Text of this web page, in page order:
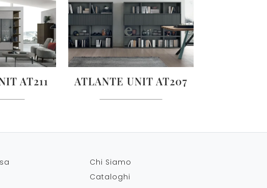
AT211 ATLANTE UNIT AT207
Chi Siamo
Cataloghi